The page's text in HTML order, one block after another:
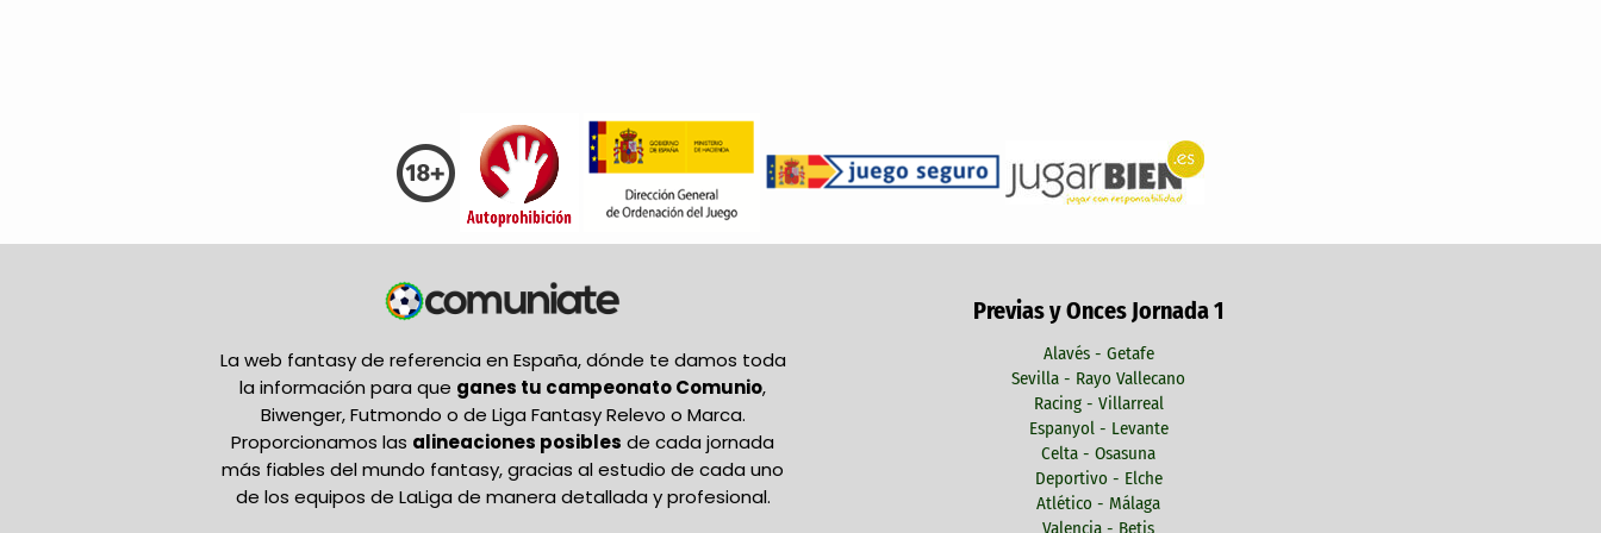
La web fantasy de referencia en España, dónde te damos toda
la información para que ganes tu campeonato Comunio,
Biwenger, Futmondo o de Liga Fantasy Relevo o Marca.
Proporcionamos las alineaciones posibles de cada jornada
más fiables del mundo fantasy, gracias al estudio de cada uno
de los equipos de LaLiga de manera detallada y profesional.
Previas y Onces Jornada 1
Alavés - Getafe
Sevilla - Rayo Vallecano
Racing - Villarreal
Espanyol - Levante
Celta - Osasuna
Deportivo - Elche
Atlético - Málaga
Valencia - Betis